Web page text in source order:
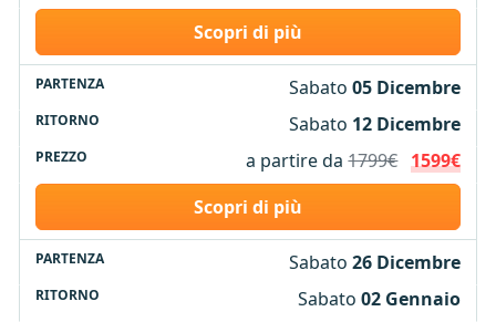
Scopri di più
Sabato05 Dicembre
Sabato 12 Dicembre
a partire da1799€ 1599€
Scopri di più
Sabato26 Dicembre
Sabato02 Gennaio